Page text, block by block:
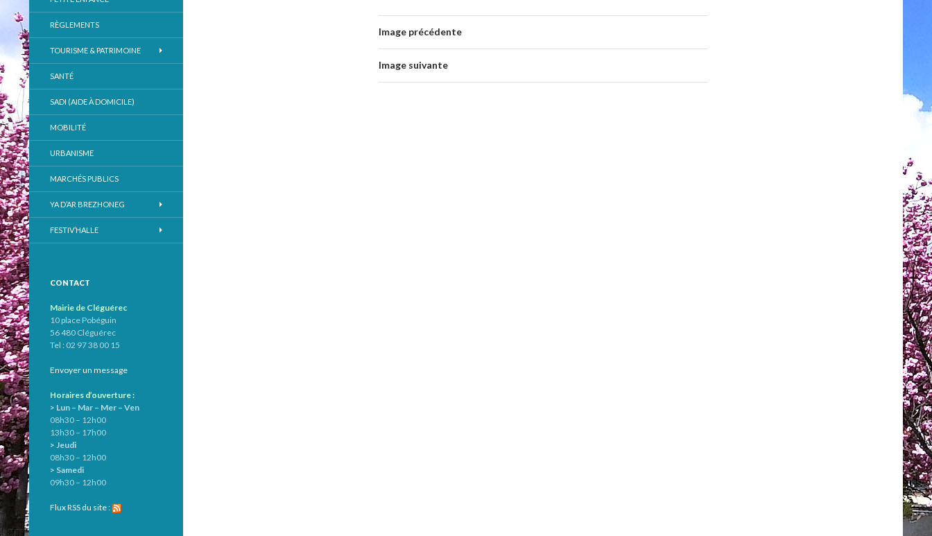
Image précédente
Image suivante
RÈGLEMENTS
TOURISME & PATRIMOINE
SANTÉ
SADI (AIDE À DOMICILE)
MOBILITÉ
URBANISME
MARCHÉS PUBLICS
YA D’AR BREZHONEG
FESTIV’HALLE
CONTACT
Mairie de Cléguérec
10 place Pobéguin
56 480 Cléguérec
Tel : 02 97 38 00 15
Envoyer un message
Horaires d’ouverture :
> Lun – Mar – Mer – Ven
08h30 – 12h00
13h30 – 17h00
> Jeudi
08h30 – 12h00
> Samedi
09h30 – 12h00
Flux RSS du site :